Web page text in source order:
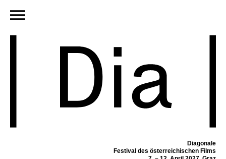
Diagonale
Festival des österreichischen Films